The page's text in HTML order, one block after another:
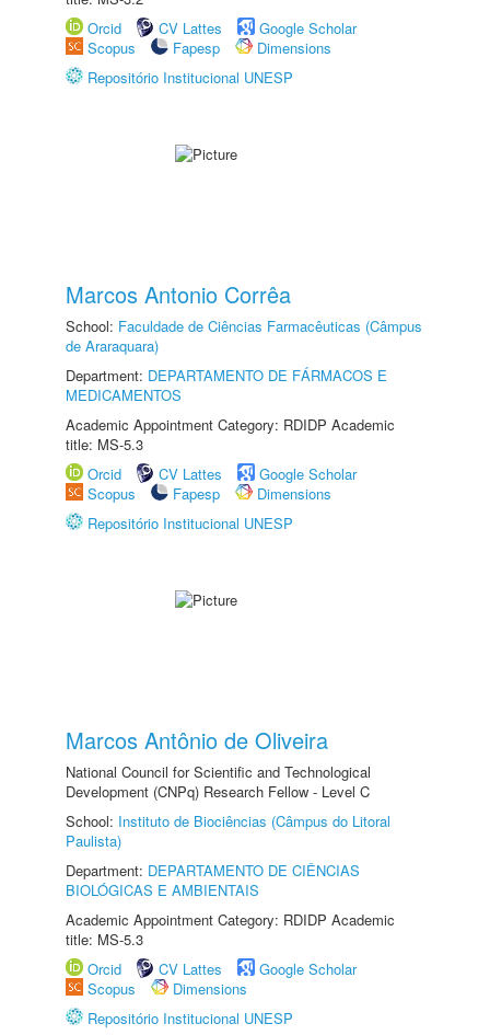
Orcid
CV Lattes
Google Scholar
Scopus
Fapesp
Dimensions
Repositório Institucional UNESP
Marcos Antonio Corrêa
School: Faculdade de Ciências Farmacêuticas (Câmpus
de Araraquara)
Department: DEPARTAMENTO DE FÁRMACOS E
MEDICAMENTOS
Academic Appointment Category: RDIDP Academic
title: MS-5.3
Orcid
CV Lattes
Google Scholar
Scopus
Fapesp
Dimensions
Repositório Institucional UNESP
Marcos Antônio de Oliveira
National Council for Scientific and Technological
Development (CNPq) Research Fellow - Level C
School: Instituto de Biociências (Câmpus do Litoral
Paulista)
Department: DEPARTAMENTO DE CIÊNCIAS
BIOLÓGICAS E AMBIENTAIS
Academic Appointment Category: RDIDP Academic
title: MS-5.3
Orcid
CV Lattes
Google Scholar
Scopus
Dimensions
Repositório Institucional UNESP